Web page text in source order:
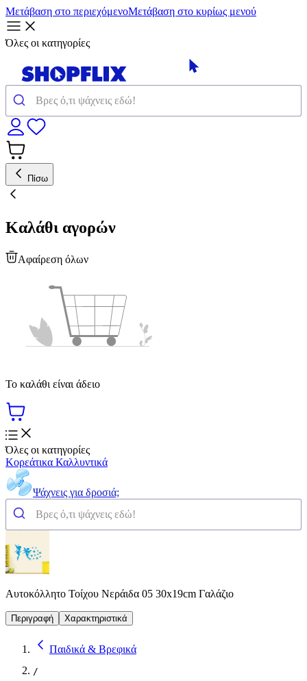
Μετάβαση στο περιεχόμενοΜετάβαση στο κυρίως μενού
Όλες οι κατηγορίες
Πίσω
Καλάθι αγορών
Αφαίρεση όλων
Το καλάθι είναι άδειο
Όλες οι κατηγορίες
Κορεάτικα Καλλυντικά
Ψάχνεις για δροσιά;
Αυτοκόλλητο Τοίχου Νεράιδα 05 30x19cm Γαλάζιο
Περιγραφή Χαρακτηριστικά
Παιδικά & Βρεφικά
/